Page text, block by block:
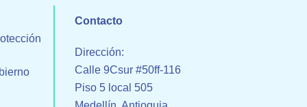
Contacto
Dirección:
Calle 9Csur #50ff-116
Piso 5 local 505